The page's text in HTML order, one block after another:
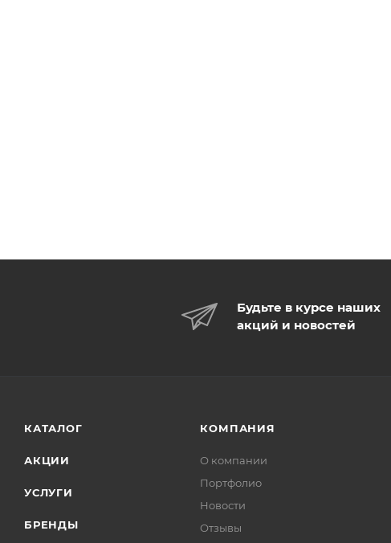
Будьте в курсе наших
акций и новостей
КАТАЛОГ
АКЦИИ
УСЛУГИ
БРЕНДЫ
КОМПАНИЯ
О компании
Портфолио
Новости
Отзывы